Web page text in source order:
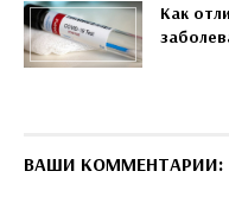
Как
ВАШИ КОММЕНТАРИИ: